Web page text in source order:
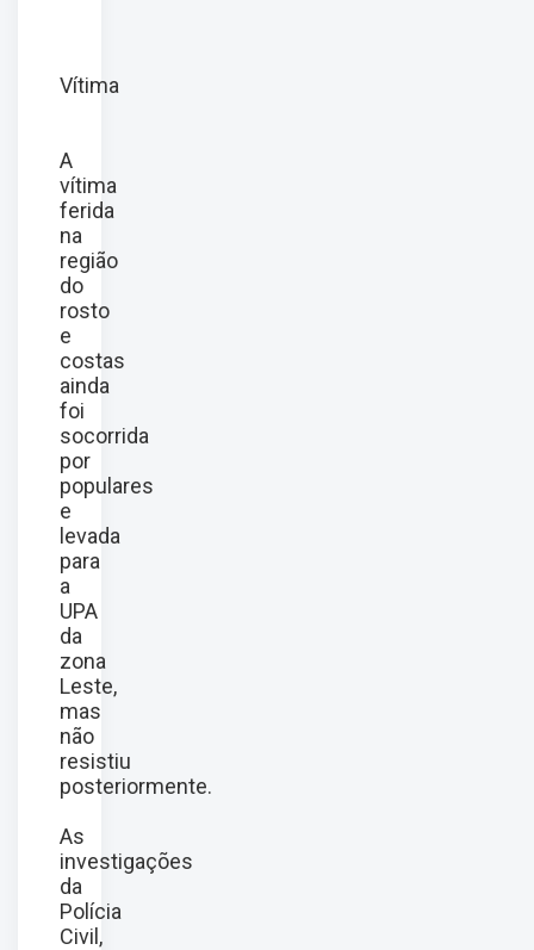
Vítima
A
vítima
ferida
na
região
do
rosto
e
costas
ainda
foi
socorrida
por
populares
e
levada
para
a
UPA
da
zona
Leste,
mas
não
resistiu
posteriormente.
As
investigações
da
Polícia
Civil,